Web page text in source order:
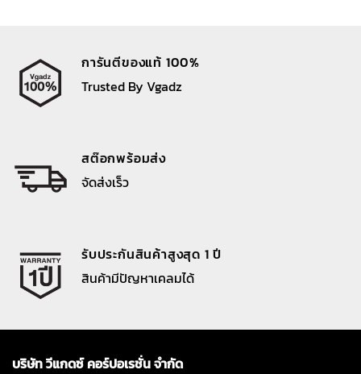
การันตีของแท้ 100%
Trusted By Vgadz
สต๊อกพร้อมส่ง
จัดส่งเร็ว
รับประกันสินค้าสูงสุด 1 ปี
สินค้ามีปัญหาเคลมได้
บริษัท วีแกดซ์ คอร์ปอเรชั่น จำกัด